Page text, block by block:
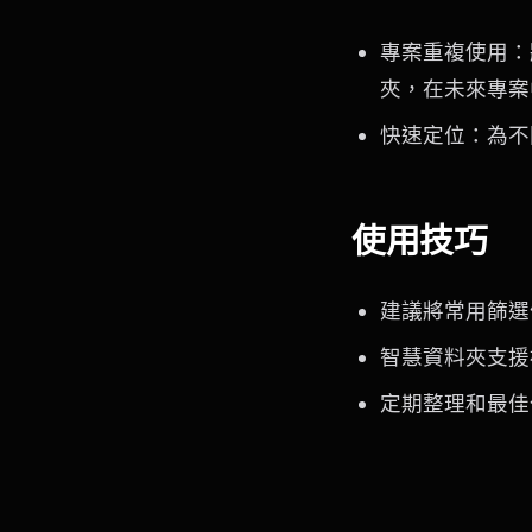
專案重複使用
夾，在未來專
快速定位：為
使用技巧
建議將常用篩
智慧資料夾支
定期整理和最